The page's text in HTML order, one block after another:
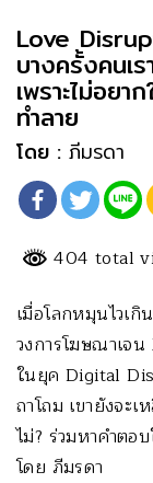
Love
บางครั้งคนเ
เพราะไม่อย
ทำลาย
โดย : ภีมรดา
404 total
เมื่อโลกหมุนไวเกิ
วงการโฆษณาเจ
ในยุค Digital
ถาโถม เขายังจะ
ไม่? ร่วมหาคำตอ
โดย ภีมรดา